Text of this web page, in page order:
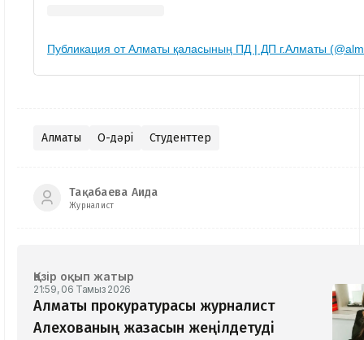
Публикация от Алматы қаласының ПД | ДП г.Алматы
Алматы Оқ-дәрі Студенттер
Тақабаева Аида
Журналист
Қазір оқып жатыр
21:59, 06 Тамыз 2026
Алматы прокуратурасы журналист
Алехованың жазасын жеңілдетуді